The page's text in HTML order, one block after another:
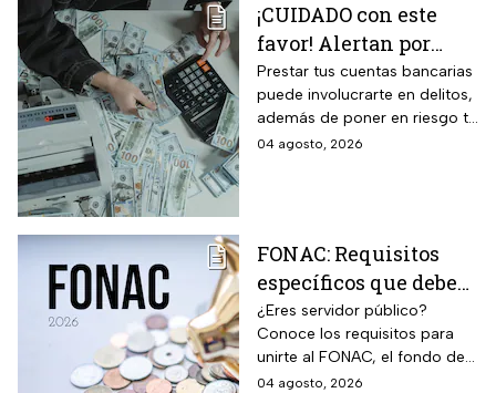
¡CUIDADO con este
favor! Alertan por
préstamo de cuentas
bancarias: razón por la
que debes decir que
Prestar tus cuentas bancarias
puede involucrarte en delitos,
además de poner en riesgo tu
patrimonio y situación legal;
04 agosto, 2026
FONAC: Requisitos
específicos que deben
cumplir los
trabajadores para
participar en él
¿Eres servidor público?
Conoce los requisitos para
unirte al FONAC, el fondo de
ahorro Capitalizable de los
04 agosto, 2026